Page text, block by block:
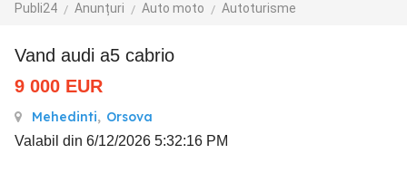
Publi24 Anunțuri Auto moto Autoturisme
vand audi a5 cabrio
9 000 EUR
Mehedinti, Orsova
Valabil din 6/12/2026 5:32:16 PM